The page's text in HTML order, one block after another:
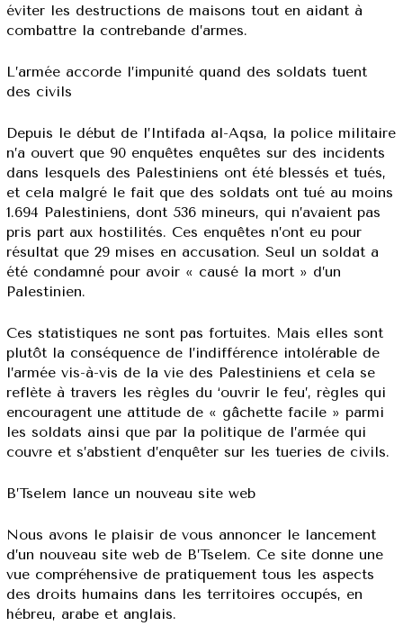
éviter les destructions de maisons tout en aidant à
combattre la contrebande d’armes.
L’armée accorde l’impunité quand des soldats tuent
des civils
Depuis le début de l’Intifada al-Aqsa, la police militaire
n’a ouvert que 90 enquêtes enquêtes sur des incidents
dans lesquels des Palestiniens ont été blessés et tués,
et cela malgré le fait que des soldats ont tué au moins
1.694 Palestiniens, dont 536 mineurs, qui n’avaient pas
pris part aux hostilités. Ces enquêtes n’ont eu pour
résultat que 29 mises en accusation. Seul un soldat a
été condamné pour avoir « causé la mort » d’un
Palestinien.
Ces statistiques ne sont pas fortuites. Mais elles sont
plutôt la conséquence de l’indifférence intolérable de
l’armée vis-à-vis de la vie des Palestiniens et cela se
reflète à travers les règles du ‘ouvrir le feu’, règles qui
encouragent une attitude de « gâchette facile » parmi
les soldats ainsi que par la politique de l’armée qui
couvre et s’abstient d’enquêter sur les tueries de civils.
B’Tselem lance un nouveau site web
Nous avons le plaisir de vous annoncer le lancement
d’un nouveau site web de B’Tselem. Ce site donne une
vue compréhensive de pratiquement tous les aspects
des droits humains dans les territoires occupés, en
hébreu, arabe et anglais.